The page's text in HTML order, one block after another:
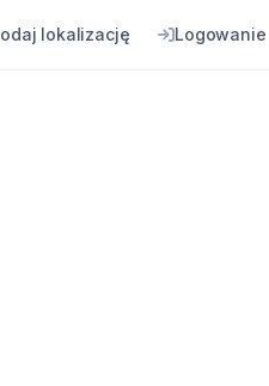
lokalizację Logowanie